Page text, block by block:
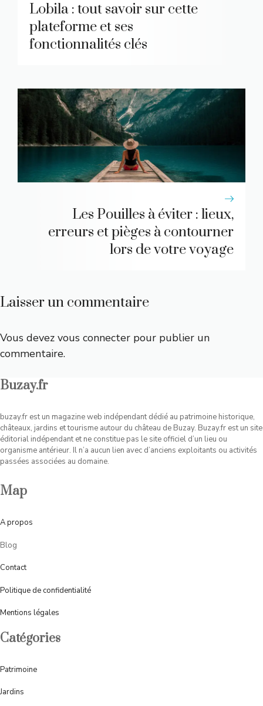
Lobila : tout savoir sur cette
plateforme et ses
fonctionnalités clés
Les Pouilles à éviter : lieux,
erreurs et pièges à contourner
lors de votre voyage
Laisser un commentaire
Vous devez vous connecter pour publier un
commentaire.
Buzay.fr
buzay.fr est un magazine web indépendant dédié au patrimoine historique,
châteaux, jardins et tourisme autour du château de Buzay. Buzay.fr est un site
éditorial indépendant et ne constitue pas le site officiel d’un lieu ou
organisme antérieur. Il n’a aucun lien avec d’anciens exploitants ou activités
passées associées au domaine.
Map
Apropos
Blog
Contact
Politique de confidentialité
Mentions légales
Catégories
Patrimoine
Jardins